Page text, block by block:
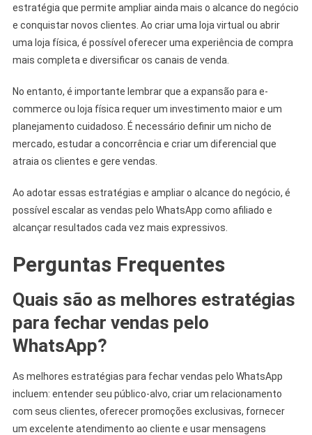
estratégia que permite ampliar ainda mais o alcance do negócio
e conquistar novos clientes. Ao criar uma loja virtual ou abrir
uma loja física, é possível oferecer uma experiência de compra
mais completa e diversificar os canais de venda.
No entanto, é importante lembrar que a expansão para e-
commerce ou loja física requer um investimento maior e um
planejamento cuidadoso. É necessário definir um nicho de
mercado, estudar a concorrência e criar um diferencial que
atraia os clientes e gere vendas.
Ao adotar essas estratégias e ampliar o alcance do negócio, é
possível escalar as vendas pelo WhatsApp como afiliado e
alcançar resultados cada vez mais expressivos.
Perguntas Frequentes
Quais são as melhores estratégias
para fechar vendas pelo
WhatsApp?
As melhores estratégias para fechar vendas pelo WhatsApp
incluem: entender seu público-alvo, criar um relacionamento
com seus clientes, oferecer promoções exclusivas, fornecer
um excelente atendimento ao cliente e usar mensagens